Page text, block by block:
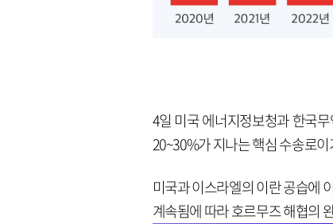
4일 미국 에너지정보청과 한국
20~30%가 지나는 핵심 수송로
미국과 이스라엘의 이란 공습에
계속됨에 따라 호르무즈 해협의